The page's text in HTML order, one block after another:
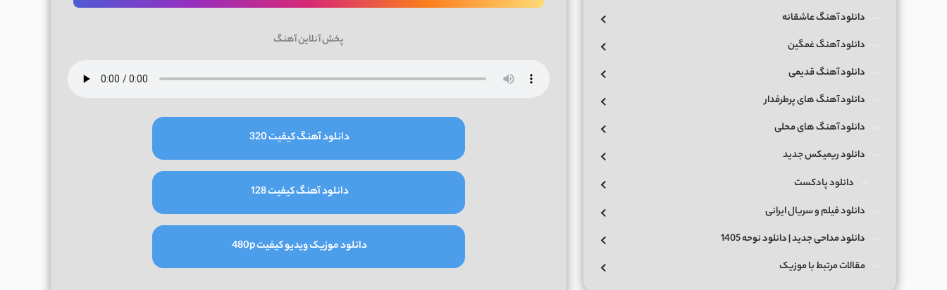
پخش آنلاین آهنگ
دانلود آهنگ کیفیت 320
دانلود آهنگ کیفیت 128
دانلود موزیک ویدیو کیفیت 480p
دانلود آهنگ عاشقانه
دانلود آهنگ غمگین
دانلود آهنگ قدیمی
دانلود آهنگ های پرطرفدار
دانلود آهنگ های محلی
دانلود ریمیکس جدید
دانلود پادکست
دانلود فیلم و سریال ایرانی
دانلود مداحی جدید | دانلود نوحه 1405
مقالات مرتبط با موزیک